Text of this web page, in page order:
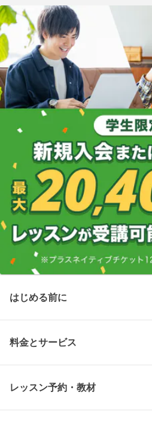
はじめる前に
料金とサービス
レッスン予約・教材